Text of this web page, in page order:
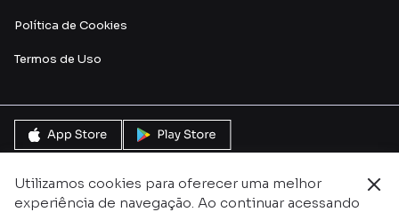
Utilizamos cookies para oferecer uma melhor
experiência de navegação. Ao continuar acessando
Política de Cookies
Termos de Uso